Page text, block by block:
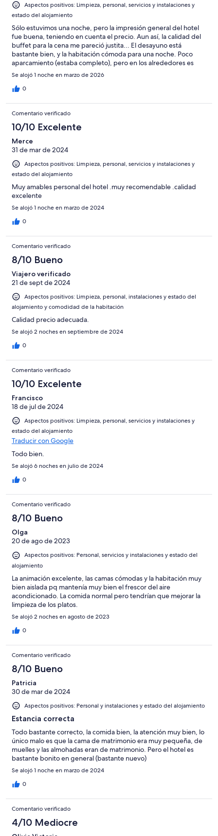
MediocreAspectos positivos: Limpieza, personal, servicios y instalaciones y
estado del alojamiento
Sólo estuvimos una noche, pero la impresión general del hotel
fue buena, teniendo en cuenta el precio. Aun así, la calidad del
buffet para la cena me pareció justita... El desayuno está
bastante bien, y la habitación cómoda para una noche. Poco
aparcamiento (estaba completo), pero en los alrededores es
fácil aparacar (zona azul, eso sí...)
Se alojó 1 noche en marzo de 2026
0
Comentario verificado
10/10 Excelente
Merce
31 de mar de 2024
Aspectos positivos: Limpieza, personal, servicios y instalaciones y
estado del alojamiento
Muy amables personal del hotel .muy recomendable .calidad
excelente
Se alojó 1 noche en marzo de 2024
0
Comentario verificado
8/10 Bueno
Viajero verificado
21 de sept de 2024
Aspectos positivos: Limpieza, personal, instalaciones y estado del
alojamiento y comodidad de la habitación
Calidad precio adecuada.
Se alojó 2 noches en septiembre de 2024
0
Comentario verificado
10/10 Excelente
Francisco
18 de jul de 2024
Aspectos positivos: Limpieza, personal, servicios y instalaciones y
estado del alojamiento
Traducir con Google
Todo bien.
Se alojó 6 noches en julio de 2024
0
Comentario verificado
8/10 Bueno
Olga
20 de ago de 2023
Aspectos positivos: Personal, servicios y instalaciones y estado del
alojamiento
La animación excelente, las camas cómodas y la habitación muy
bien aislada pq mantenía muy bien el frescor del aire
acondicionado. La comida normal pero tendrían que mejorar la
limpieza de los platos.
Se alojó 2 noches en agosto de 2023
0
Comentario verificado
8/10 Bueno
Patricia
30 de mar de 2024
Aspectos positivos: Personal y instalaciones y estado del alojamiento
Estancia correcta
Todo bastante correcto, la comida bien, la atención muy bien, lo
único malo es que la cama de matrimonio era muy pequeña, de
muelles y las almohadas eran de matrimonio. Pero el hotel es
bastante bonito en general (bastante nuevo)
Se alojó 1 noche en marzo de 2024
0
Comentario verificado
4/10 Mediocre